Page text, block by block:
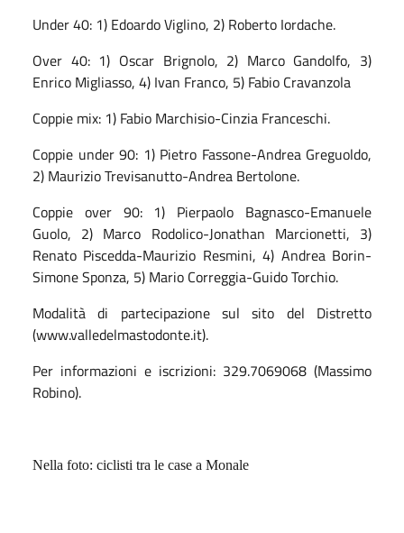
Under 40: 1) Edoardo Viglino, 2) Roberto Iordache.
Over 40: 1) Oscar Brignolo, 2) Marco Gandolfo, 3)
Enrico Migliasso, 4) Ivan Franco, 5) Fabio Cravanzola
Coppie mix: 1) Fabio Marchisio-Cinzia Franceschi.
Coppie under 90: 1) Pietro Fassone-Andrea Greguoldo,
2) Maurizio Trevisanutto-Andrea Bertolone.
Coppie over 90: 1) Pierpaolo Bagnasco-Emanuele
Guolo, 2) Marco Rodolico-Jonathan Marcionetti, 3)
Renato Piscedda-Maurizio Resmini, 4) Andrea Borin-
Simone Sponza, 5) Mario Correggia-Guido Torchio.
Modalità di partecipazione sul sito del Distretto
(www.valledelmastodonte.it).
Per informazioni e iscrizioni: 329.7069068 (Massimo
Robino).
Nella foto: ciclisti tra le case a Monale